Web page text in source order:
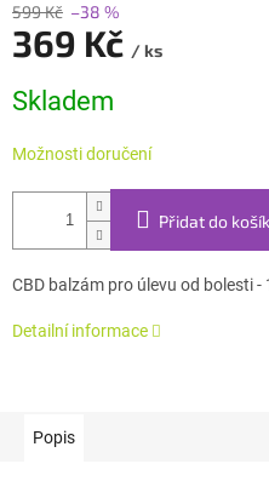
599 Kč –38 %
369 Kč / ks
cena:
Skladem
Možnosti doručení
Přidat do
CBD balzám pro úlevu od bolesti -
Detailní informace
Popis